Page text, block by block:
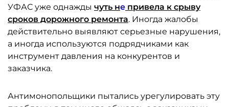
УФАС уже однажды чуть не привела к срыву
сроков дорожного ремонта. Иногда жалобы
действительно выявляют серьезные нарушения,
а иногда используются подрядчиками как
инструмент давления на конкурентов и
заказчика.
Антимонопольщики пытались урегулировать эту